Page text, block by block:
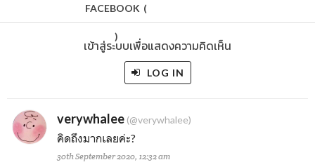
FACEBOOK (
)
เข้าสู่ระบบเพื่อแสดงความคิดเห็น
LOG IN
verywhalee (@verywhalee)
คิดถึงมากเลยค่ะ?
30th September 2020, 12:32 am